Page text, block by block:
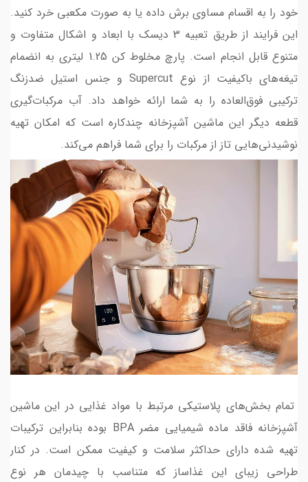
خود را به اقسام مساوی برش داده یا به صورت مکعبی خرد کنید.
این فرایند از طریق تعبیه 3 دیسک با ابعاد و اشکال متفاوت و
متنوع قابل انجام است. پارچ مخلوط کن 1.25 لیتری به انضمام
تیغه‌های باکیفیت از نوع Supercut و جنس استیل ضدزنگ
ترکیبی فوق‌العاده را به شما ارائه خواهد داد. آب مرکبات‌گیری
قطعه دیگر این ماشین آشپزخانه چندکاره است که امکان تهیه
نوشیدنی‌هایی تاز از مرکبات را برای شما فراهم می‌کند.
تمام بخش‌های پلاستیکی مرتبط با مواد غذایی در این ماشین
آشپزخانه فاقد ماده شیمیایی مضر BPA بوده بنابراین ترکیبات
تهیه شده دارای حداکثر سلامت و کیفیت ممکن است. در کنار
طراحی زیبای این غذاساز که متناسب با چیدمان هر نوع